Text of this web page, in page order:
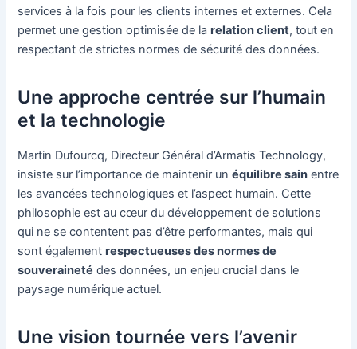
services à la fois pour les clients internes et externes. Cela
permet une gestion optimisée de larelation client, tout en
respectant de strictes normes de sécurité des données.
Une approche centrée sur l’humain
et la technologie
Martin Dufourcq, Directeur Général d’Armatis Technology,
insiste sur l’importance de maintenir unéquilibre sain entre
les avancées technologiques et l’aspect humain. Cette
philosophie est au cœur du développement de solutions
qui ne se contentent pas d’être performantes, mais qui
sont égalementrespectueuses des normes de
souveraineté des données, un enjeu crucial dans le
paysage numérique actuel.
Une vision tournée vers l’avenir